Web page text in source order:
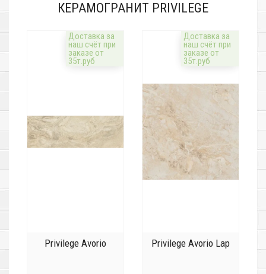
КЕРАМОГРАНИТ PRIVILEGE
Доставка за
наш счёт при
заказе от
35т.руб
Privilege Avorio
Доставка за
наш счёт при
заказе от
35т.руб
Privilege Avorio Lap